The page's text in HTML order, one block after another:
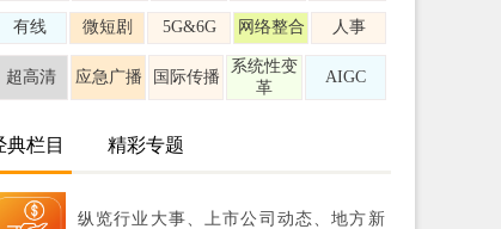
有线 微短剧 5G&6G 网络整合 人事
超高清 应急广播 国际传播
系统性变
革
AIGC
典栏目 精彩专题
纵览行业大事、上市公司动态、地方新